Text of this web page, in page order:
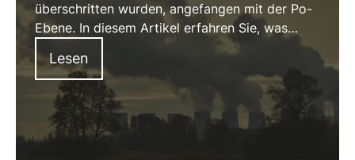
überschritten wurden, angefangen mit der Po-
Ebene. In diesem Artikel erfahren Sie, was
PM10 ist, welche Auswirkungen es auf die
biologische Vielfalt hat und welche wichtige
Rolle die Umweltüberwachung in diesem
Bereich spielt.
Lesen